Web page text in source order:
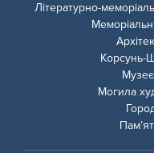
Літературно-
Корсунь-
Могила